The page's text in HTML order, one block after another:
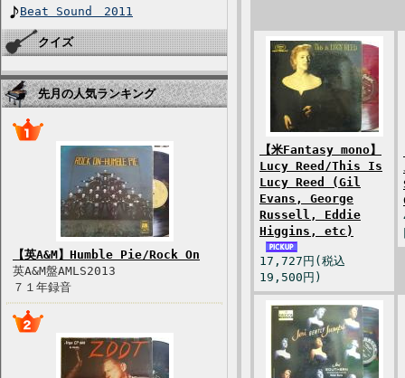
Beat Sound 2011
クイズ
先月の人気ランキング
【英A&M】Humble Pie/Rock On
英A&M盤AMLS2013
７１年録音
【米Fantasy mono】
Lucy Reed/This Is
Lucy Reed (Gil
Evans, George
Russell, Eddie
Higgins, etc)
17,727円(税込
19,500円)